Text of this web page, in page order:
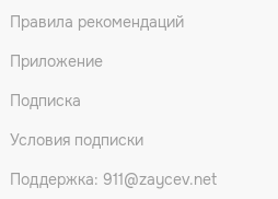
Правила рекомендаций
Приложение
Подписка
Условия подписки
Поддержка: 911@zaycev.net